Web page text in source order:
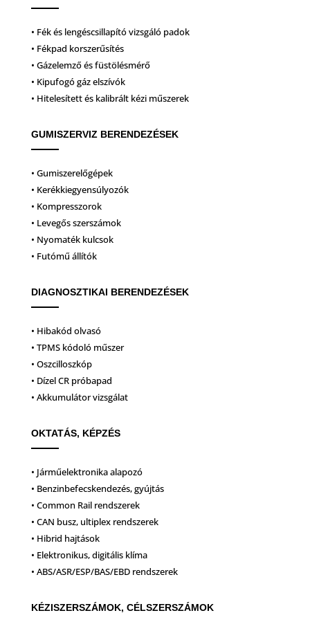
• Fék és lengéscsillapító vizsgáló padok
• Fékpad korszerűsítés
• Gázelemző és füstölésmérő
• Kipufogó gáz elszívók
• Hitelesített és kalibrált kézi műszerek
GUMISZERVIZ BERENDEZÉSEK
• Gumiszerelőgépek
• Kerékkiegyensúlyozók
• Kompresszorok
• Levegős szerszámok
• Nyomaték kulcsok
• Futómű állítók
DIAGNOSZTIKAI BERENDEZÉSEK
• Hibakód olvasó
• TPMS kódoló műszer
• Oszcilloszkóp
• Dízel CR próbapad
• Akkumulátor vizsgálat
OKTATÁS, KÉPZÉS
• Járműelektronika alapozó
• Benzinbefecskendezés, gyújtás
• Common Rail rendszerek
• CAN busz, ultiplex rendszerek
• Hibrid hajtások
• Elektronikus, digitális klíma
• ABS/ASR/ESP/BAS/EBD rendszerek
KÉZISZERSZÁMOK, CÉLSZERSZÁMOK